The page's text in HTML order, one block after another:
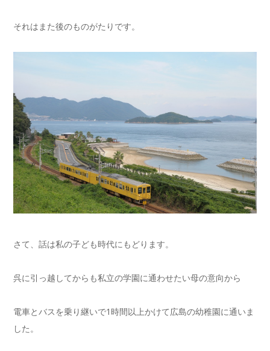
それはまた後のものがたりです。
さて、話は私の子ども時代にもどります。
呉に引っ越してからも私立の学園に通わせたい母の意向から
電車とバスを乗り継いで1時間以上かけて広島の幼稚園に通いま
した。